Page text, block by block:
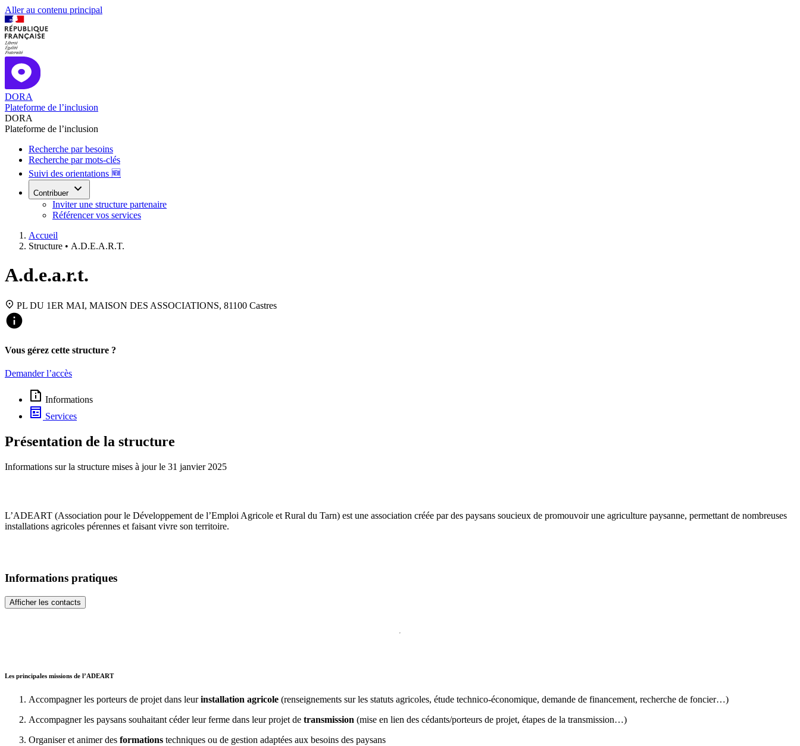
Aller au contenu principal
DORA
Plateforme de l’inclusion
DORA
Plateforme de l’inclusion
Recherche par besoins
Recherche par mots-clés
Suivi des orientations 🆕
Contribuer
Inviter une structure partenaire
Référencer vos services
Accueil
Structure • A.D.E.A.R.T.
A.d.e.a.r.t.
PL DU 1ER MAI, MAISON DES ASSOCIATIONS, 81100 Castres
Vous gérez cette structure ?
Demander l’accès
Informations
Services
Présentation de la structure
Informations sur la structure mises à jour le 31 janvier 2025
L’ADEART (Association pour le Développement de l’Emploi Agricole et Rural du Tarn) est une association créée par des paysans soucieux de promouvoir une agriculture paysanne, permettant de nombreuses
installations agricoles pérennes et faisant vivre son territoire.
Les principales missions de l’ADEART
Accompagner les porteurs de projet dans leurinstallation agricole (renseignements sur les statuts agricoles, étude technico-économique, demande de financement, recherche de foncier…)
Accompagner les paysans souhaitant céder leur ferme dans leur projet de transmission (mise en lien des cédants/porteurs de projet, étapes de la transmission…)
Organiser et animer des formations techniques ou de gestion adaptées aux besoins des paysans
Informations pratiques
Afficher les contacts